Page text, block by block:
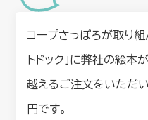
コープさっぽろが取り組
トドック」に弊社の絵
越えるご注文をいただ
円です。